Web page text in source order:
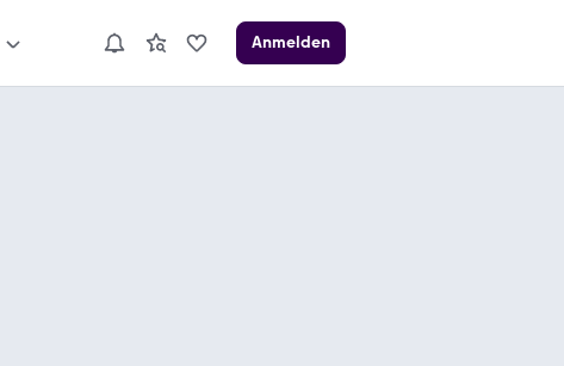
Anmelden